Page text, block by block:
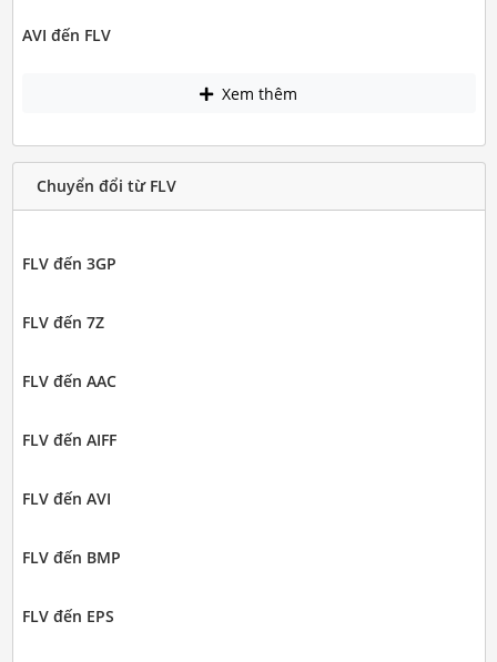
AVI đến FLV
Xem thêm
Chuyển đổi từ FLV
FLV đến 3GP
FLV đến 7Z
FLV đến AAC
FLV đến AIFF
FLV đến AVI
FLV đến BMP
FLV đến EPS